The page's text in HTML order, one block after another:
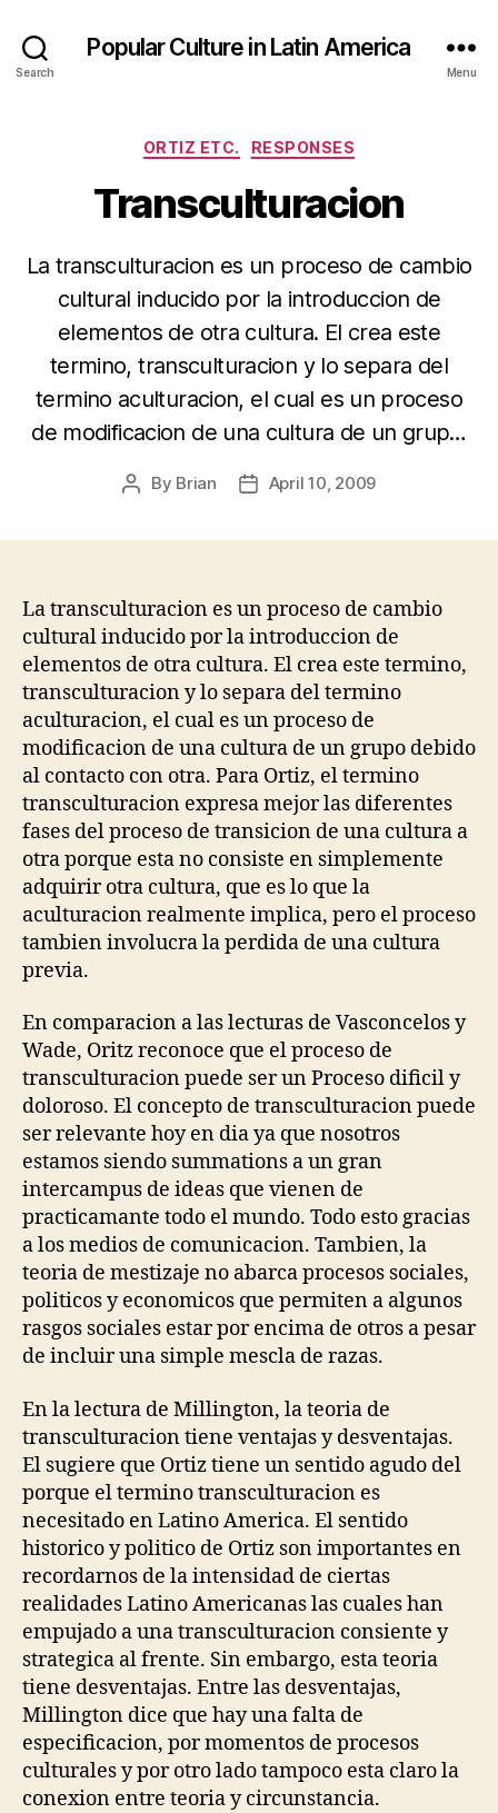
Search
Popular Culture in Latin America
Menu
Categories
ORTIZ ETC. RESPONSES
Transculturacion
La transculturacion es un proceso de cambio
cultural inducido por la introduccion de
elementos de otra cultura. El crea este
termino, transculturacion y lo separa del
termino aculturacion, el cual es un proceso
de modificacion de una cultura de un grup…
Post
By Brian
PostApril 10, 2009
La transculturacion es un proceso de cambio
cultural inducido por la introduccion de
elementos de otra cultura. El crea este termino,
transculturacion y lo separa del termino
aculturacion, el cual es un proceso de
modificacion de una cultura de un grupo debido
al contacto con otra. Para Ortiz, el termino
transculturacion expresa mejor las diferentes
fases del proceso de transicion de una cultura a
otra porque esta no consiste en simplemente
adquirir otra cultura, que es lo que la
aculturacion realmente implica, pero el proceso
tambien involucra la perdida de una cultura
previa.
En comparacion a las lecturas de Vasconcelos y
Wade, Oritz reconoce que el proceso de
transculturacion puede ser un Proceso dificil y
doloroso. El concepto de transculturacion puede
ser relevante hoy en dia ya que nosotros
estamos siendo summations a un gran
intercampus de ideas que vienen de
practicamante todo el mundo. Todo esto gracias
a los medios de comunicacion. Tambien, la
teoria de mestizaje no abarca procesos sociales,
politicos y economicos que permiten a algunos
rasgos sociales estar por encima de otros a pesar
de incluir una simple mescla de razas.
En la lectura de Millington, la teoria de
transculturacion tiene ventajas y desventajas.
El sugiere que Ortiz tiene un sentido agudo del
porque el termino transculturacion es
necesitado en Latino America. El sentido
historico y politico de Ortiz son importantes en
recordarnos de la intensidad de ciertas
realidades Latino Americanas las cuales han
empujado a una transculturacion consiente y
strategica al frente. Sin embargo, esta teoria
tiene desventajas. Entre las desventajas,
Millington dice que hay una falta de
especificacion, por momentos de procesos
culturales y por otro lado tampoco esta claro la
conexion entre teoria y circunstancia.